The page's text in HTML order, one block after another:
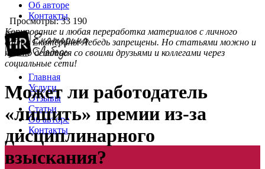
Об авторе
Контакты
Главная
Услуги
Отзывы
Статьи
Об авторе
Контакты
Просмотры: 33 190
Копирование и любая переработка материалов с личного
сайта Екатерины Лебедь запрещены. Но статьями можно и
нужно делиться со своими друзьями и коллегами через
социальные сети!
Может ли работодатель
«лишить» премии из-за
дисциплинарного
взыскания?